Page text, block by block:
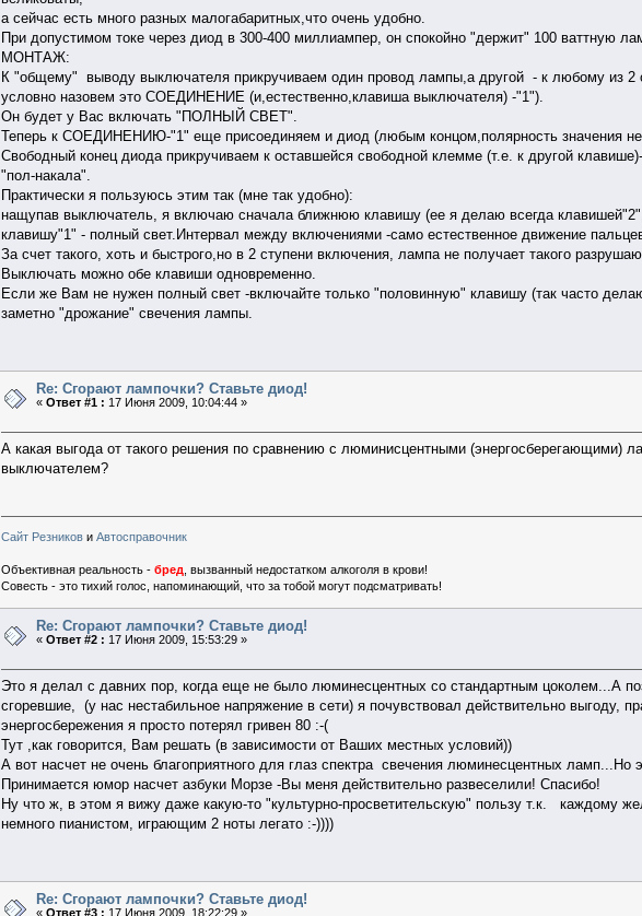
а сейчас есть много разных малогабаритных,что очень удобно.
При допустимом токе через диод в 300-400 миллиампер, он спокойно "держит" 100 ваттную
МОНТАЖ:
К "общему" выводу выключателя прикручиваем один провод лампы,а другой - к любому из
условно назовем это СОЕДИНЕНИЕ (и,естественно,клавиша выключателя) -"1").
Он будет у Вас включать "ПОЛНЫЙ СВЕТ".
Теперь к СОЕДИНЕНИЮ-"1" еще присоединяем и диод (любым концом,полярность значения не
Свободный конец диода прикручиваем к оставшейся свободной клемме (т.е. к другой
"пол-накала".
Практически я пользуюсь этим так (мне так удобно):
нащупав выключатель, я включаю сначала ближнюю клавишу (ее я делаю всегда
клавишу"1" - полный свет.Интервал между включениями -само естественное движение
За счет такого, хоть и быстрого,но в 2 ступени включения, лампа не получает такого
Выключать можно обе клавиши одновременно.
Если же Вам не нужен полный свет -включайте только "половинную" клавишу (так часто
заметно "дрожание" свечения лампы.
Re: Сгорают лампочки? Ставьте диод!
«Ответ #1 : 17 Июня 2009, 10:04:44 »
А какая выгода от такого решения по сравнению с люминисцентными (энергосберегающими)
выключателем?
Сайт Резникови Автосправочник
Объективная реальность - бред , вызванный недостатком алкоголя в крови!
Совесть - это тихий голос, напоминающий, что за тобой могут подсматривать!
Re: Сгорают лампочки? Ставьте диод!
«Ответ #2 : 17 Июня 2009, 15:53:29 »
Это я делал с давних пор, когда еще не было люминесцентных со стандартным цоколем...А
сгоревшие, (у нас нестабильное напряжение в сети) я почувствовал действительно выгоду,
энергосбережения я просто потерял гривен 80 :-(
Тут ,как говорится, Вам решать (в зависимости от Ваших местных условий))
А вот насчет не очень благоприятного для глаз спектра свечения люминесцентных ламп...Но
Принимается юмор насчет азбуки Морзе -Вы меня действительно развеселили! Спасибо!
Ну что ж, в этом я вижу даже какую-то "культурно-просветительскую" пользу т.к. каждому
немного пианистом, играющим 2 ноты легато :-))))
Re: Сгорают лампочки? Ставьте диод!
«Ответ #3 : 17 Июня 2009, 18:22:29 »